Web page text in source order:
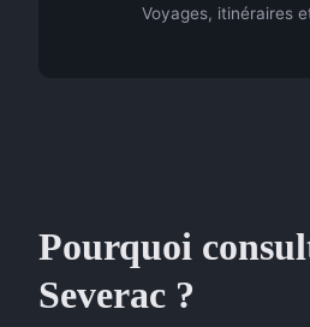
Voyages, itinéraires
Pourquoi
Severac ?